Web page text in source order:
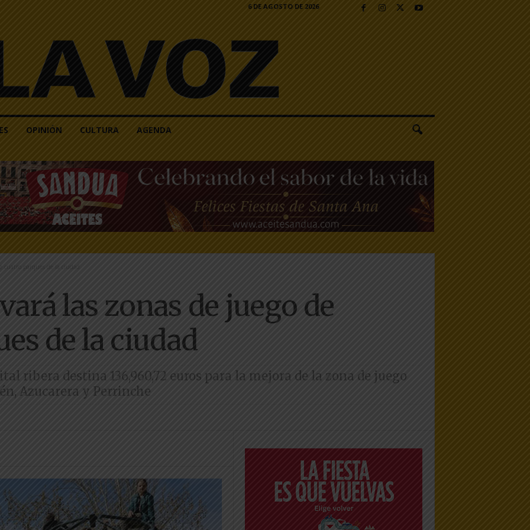
6 DE AGOSTO DE 2026
OPINIÓN CULTURA AGENDA
cuatro parques de la ciudad
las zonas de juego de
de la ciudad
ribera destina 136,960,72 euros para la mejora de la zona de juego
Azucarera y Perrinche